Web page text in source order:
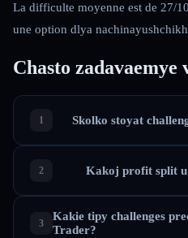
La difficulte moyenne est de 27/
une option dlya
Chasto zadavaemye
Skolko stoyat
Kakoj profit split u
Kakie tipy challenges
Trader?